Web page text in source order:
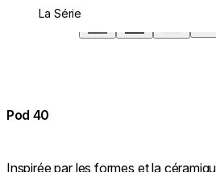
La Série
Pod 40
Inspirée par les formes et la